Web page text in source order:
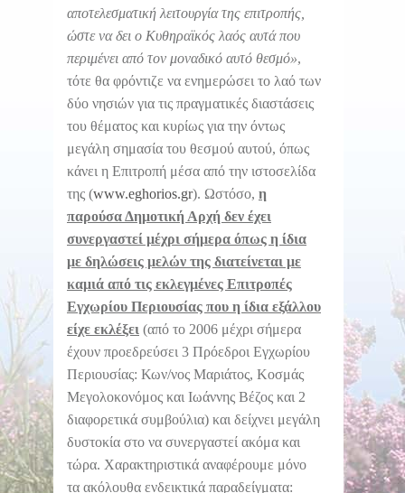
αποτελεσματική λειτουργία της επιτροπής,
ώστε να δει ο Κυθηραϊκός λαός αυτά που
περιμένει από τον μοναδικό αυτό θεσμό»,
τότε θα φρόντιζε να ενημερώσει το λαό των
δύο νησιών για τις πραγματικές διαστάσεις
του θέματος και κυρίως για την όντως
μεγάλη σημασία του θεσμού αυτού, όπως
κάνει η Επιτροπή μέσα από την ιστοσελίδα
της (www.eghorios.gr). Ωστόσο, η
παρούσα Δημοτική Αρχή δεν έχει
συνεργαστεί μέχρι σήμερα όπως η ίδια
με δηλώσεις μελών της διατείνεται με
καμιά από τις εκλεγμένες Επιτροπές
Εγχωρίου Περιουσίας που η ίδια εξάλλου
είχε εκλέξει (από το 2006 μέχρι σήμερα
έχουν προεδρεύσει 3 Πρόεδροι Εγχωρίου
Περιουσίας: Κων/νος Μαριάτος, Κοσμάς
Μεγολοκονόμος και Ιωάννης Βέζος και 2
διαφορετικά συμβούλια) και δείχνει μεγάλη
δυστοκία στο να συνεργαστεί ακόμα και
τώρα. Χαρακτηριστικά αναφέρουμε μόνο
τα ακόλουθα ενδεικτικά παραδείγματα: